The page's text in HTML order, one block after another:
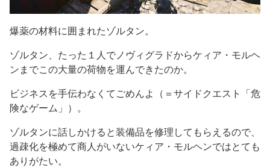
爆薬の材料に囲まれたゾルタン。
ゾルタン、たった１人でノヴィグラドからケィア・モルヘ
ンまでこの大量の荷物を運んできたのか。
ビジネスを手伝わなくてごめんよ（＝サイドクエスト「危
険なゲーム」）。
ゾルタンに話しかけると装備品を修理してもらえるので、
過疎化を極めて商人がいないケィア・モルヘンではとても
ありがたい。